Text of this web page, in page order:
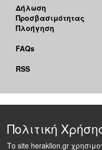
Δήλωση
Προσβασιμότητας
Πλοήγηση
FAQs
RSS
Πολιτική
Το site heraklion.gr